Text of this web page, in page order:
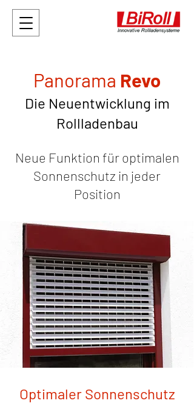
Panorama Revo
Die Neuentwicklung im
Rollladenbau
Neue Funktion für optimalen
Sonnenschutz in jeder
Position
Optimaler Sonnenschutz